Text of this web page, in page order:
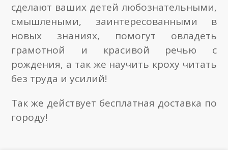
сделают ваших детей любознательными,
смышлеными, заинтересованными в
новых знаниях, помогут овладеть
грамотной и красивой речью с
рождения, а так же научить кроху читать
без труда и усилий!
Так же действует бесплатная доставка по
городу!